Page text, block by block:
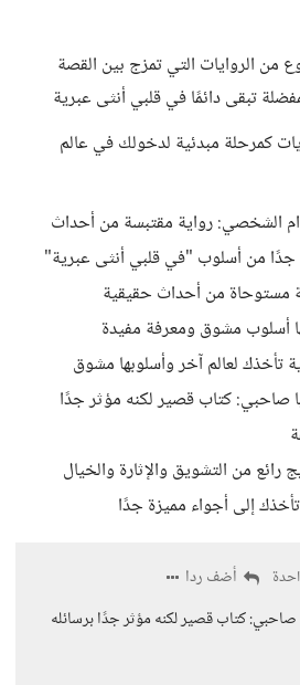
من الروايات التي تمزج بين القصة
تبقى دائمًا في قلبي أنثى عبرية
كمرحلة مبدئية لدخولك في عالم
الشخصي: رواية مقتبسة من أحداث
جدًا من أسلوب "في قلبي أنثى عبرية"
مستوحاة من أحداث حقيقية
أسلوب مشوق ومعرفة مفيدة
تأخذك لعالم آخر وأسلوبها مشوق
صاحبي: كتاب قصير لكنه مؤثر جدًا
رائع من التشويق والإثارة والخيال
إلى أجواء مميزة جدًا
أضف ردا
صاحبي: كتاب قصير لكنه مؤثر جدًا برسائله